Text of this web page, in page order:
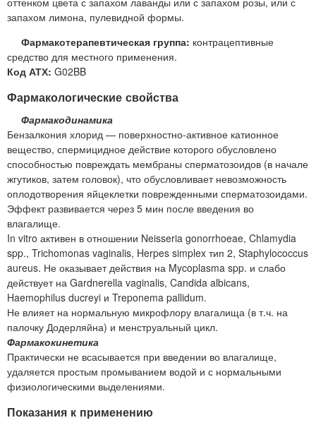
запахом лимона, пулевидной формы.
Фармакотерапевтическая группа: контрацептивные
средство для местного применения.
Код АТХ: G02BB
Фармакологические свойства
Фармакодинамика
Бензалкония хлорид — поверхностно-активное катионное
вещество, спермицидное действие которого обусловлено
способностью повреждать мембраны сперматозоидов (в начале
жгутиков, затем головок), что обусловливает невозможность
оплодотворения яйцеклетки поврежденными сперматозоидами.
Эффект развивается через 5 мин после введения во
влагалище.
In vitro активен в отношении Neisseria gonorrhoeae, Chlamydia
spp., Trichomonas vaginalis, Herpes simplex тип 2, Staphylococcus
aureus. Не оказывает действия на Mycoplasma spp. и слабо
действует на Gardnerella vaginalis, Candida albicans,
Haemophilus ducreyi и Treponema pallidum.
Не влияет на нормальную микрофлору влагалища (в т.ч. на
палочку Додерляйна) и менструальный цикл.
Фармакокинетика
Практически не всасывается при введении во влагалище,
удаляется простым промыванием водой и с нормальными
физиологическими выделениями.
Показания к применению